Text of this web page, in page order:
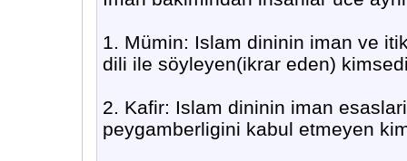
1. Mümin: Islam dininin iman ve
dili ile söyleyen(ikrar eden)
2. Kafir: Islam dininin iman
peygamberligini kabul etmeyen